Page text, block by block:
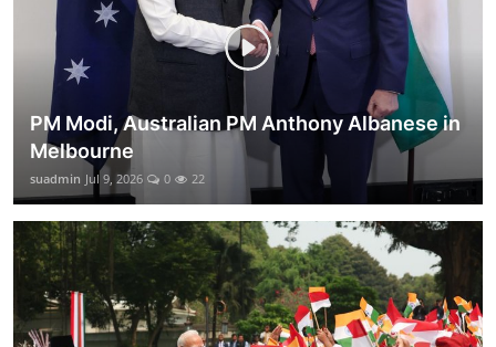
PM Modi, Australian PM Anthony Albanese in
Melbourne
suadmin Jul 9, 2026 0 22